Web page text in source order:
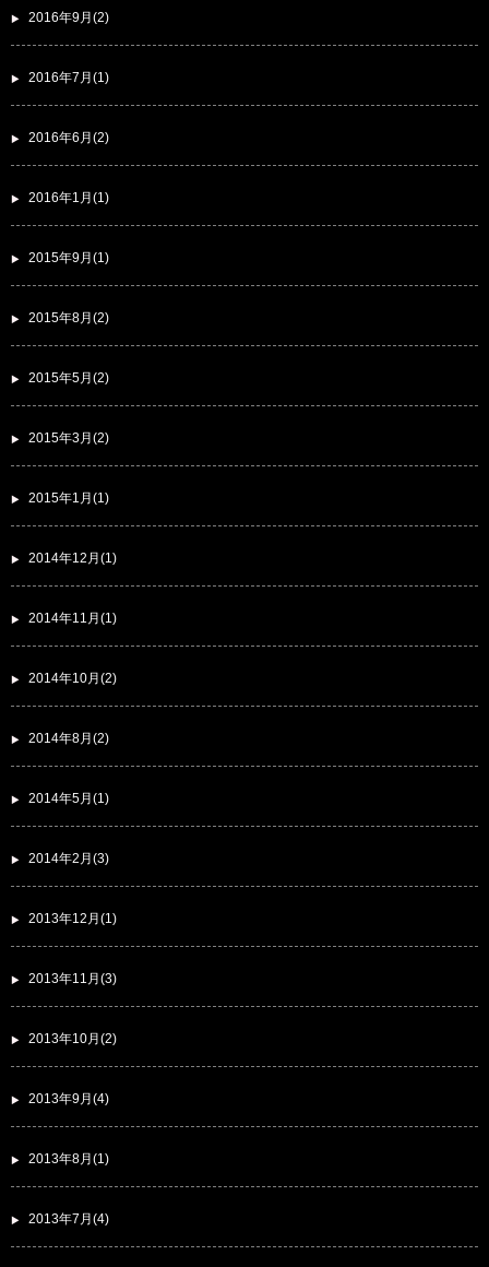
2016年9月(2)
2016年7月(1)
2016年6月(2)
2016年1月(1)
2015年9月(1)
2015年8月(2)
2015年5月(2)
2015年3月(2)
2015年1月(1)
2014年12月(1)
2014年11月(1)
2014年10月(2)
2014年8月(2)
2014年5月(1)
2014年2月(3)
2013年12月(1)
2013年11月(3)
2013年10月(2)
2013年9月(4)
2013年8月(1)
2013年7月(4)